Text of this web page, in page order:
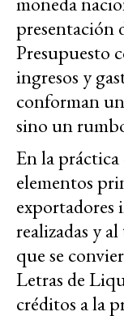
presentación
Presupuesto
ingresos y
conforman
sino un
En la
elementos
exportadores
realizadas y
que se
Letras de
créditos a la